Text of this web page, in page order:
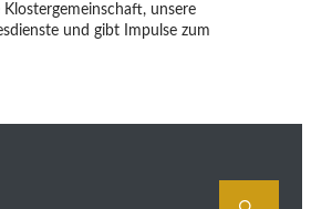
unsere
und gibt Impulse zum